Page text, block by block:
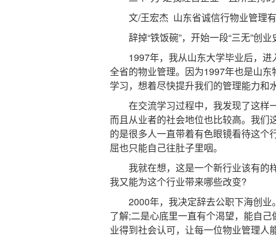
文/王宏杰 山东省诚信行物业管理有
辞掉“铁饭碗”，开始一段“三无”创业
1997年，我从山东大学毕业后，进
全省的物业管理。因为1997年也是山
学习，想着尽快提升我们的管理能力和
在交流学习过程中，我发现了这样一
而且从业者的社会地位也比较高。我们
的是很多人一直带着有色眼镜看待这个
屈也只能自己往肚子里咽。
我就在想，这是一个新行业该有的
我又能为这个行业带来哪些改变?
2000年，我决定辞去公职下海创业
了解;二是心底里一直有个渴望，能自
业得到社会认可，让每一位物业管理人